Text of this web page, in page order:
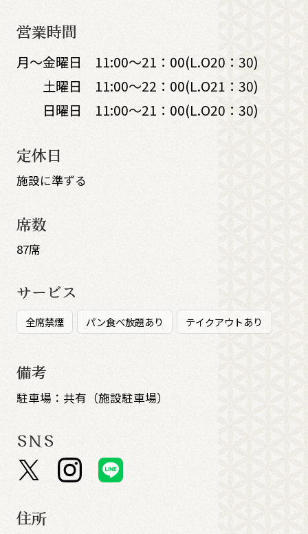
営業時間
月～金曜日 11:00～21：00(L.O20：30)
土曜日 11:00～22：00(L.O21：30)
日曜日 11:00～21：00(L.O20：30)
定休日
施設に準ずる
席数
87席
サービス
全席禁煙 パン食べ放題あり テイクアウトあり
備考
駐車場：共有（施設駐車場）
SNS
住所